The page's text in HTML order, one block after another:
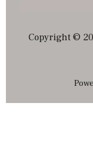
Copyright ©